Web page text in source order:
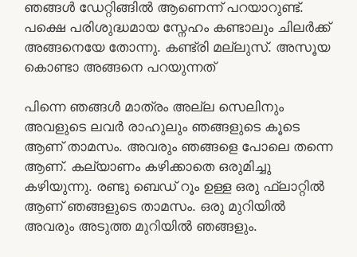
ഞങ്ങള്‍ ഡേറ്റിങ്ങില്‍ ആണെന്ന് പറയാറുണ്ട്.
പക്ഷെ പരിശുദ്ധമായ സ്നേഹം കണ്ടാലും ചിലര്‍ക്ക്
അങ്ങനെയേ തോന്നു. കണ്ട്രി മല്ലുസ്. അസൂയ
കൊണ്ടാ അങ്ങനെ പറയുന്നത്
പിന്നെ ഞങ്ങള്‍ മാത്രം അല്ല സെലിനും
അവളുടെ ലവര്‍ രാഹുലും ഞങ്ങളുടെ കൂടെ
ആണ് താമസം. അവരും ഞങ്ങളെ പോലെ തന്നെ
ആണ്. കല്യാണം കഴിക്കാതെ ഒരുമിച്ചു
കഴിയുന്നു. രണ്ടു ബെഡ് റൂം ഉള്ള ഒരു ഫ്ലാറ്റില്‍
ആണ് ഞങ്ങളുടെ താമസം. ഒരു മുറിയില്‍
അവരും അടുത്ത മുറിയില്‍ ഞങ്ങളും.